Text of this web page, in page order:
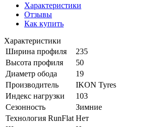
Характеристики
Отзывы
Как купить
Характеристики
Ширина профиля
235
Высота профиля
50
Диаметр обода
19
Производитель
IKON Tyres
Индекс нагрузки
103
Сезонность
Зимние
Технология RunFlat Нет